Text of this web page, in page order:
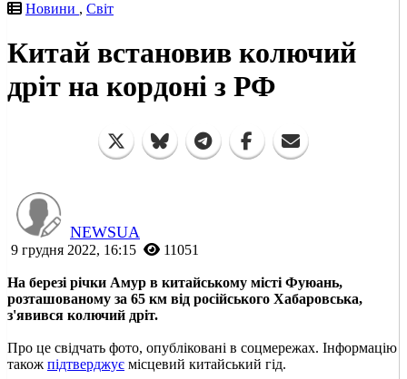
Новини , Світ
Китай встановив колючий
дріт на кордоні з РФ
NEWSUA
9 грудня 2022, 16:15 11051
На березі річки Амур в китайському місті Фуюань,
розташованому за 65 км від російського Хабаровська,
з'явився колючий дріт.
Про це свідчать фото, опубліковані в соцмережах. Інформацію
також підтверджує місцевий китайський гід.